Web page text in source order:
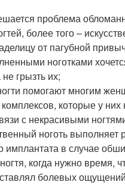
проблема
более того –
от пагубной
ноготками
грызть их;
помогают многим
комплексов, которые у них
с некрасивыми
ноготь выполняет
имплантата в случае
когда нужно время,
болевых